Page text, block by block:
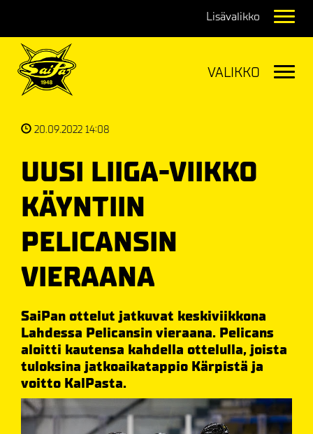
20.09.2022 14:08
UUSI LIIGA-VIIKKO
KÄYNTIIN
PELICANSIN
VIERAANA
SaiPan ottelut jatkuvat keskiviikkona
Lahdessa Pelicansin vieraana. Pelicans
aloitti kautensa kahdella ottelulla, joista
tuloksina jatkoaikatappio Kärpistä ja
voitto KalPasta.